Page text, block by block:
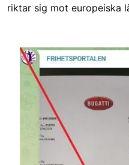
riktar sig mot europeiska
Image